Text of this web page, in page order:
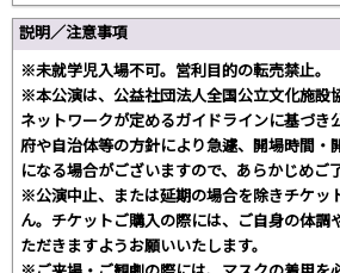
説明／注意事項
※未就学児入場不可。営利目的の転売禁止。
※本公演は、公益社団法人全国公立文化施設
ネットワークが定めるガイドラインに基づき
府や自治体等の方針により急遽、開場時間・
になる場合がございますので、あらかじめご
※公演中止、または延期の場合を除きチケッ
ん。チケットご購入の際には、ご自身の体調
ただきますようお願いいたします。